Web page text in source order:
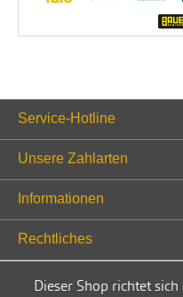
Service-Hotline
Unsere Zahlarten
Informationen
Rechtliches
Dieser Shop richtet